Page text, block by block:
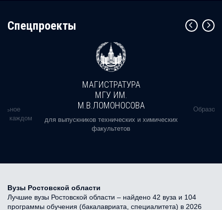
Cпецпроекты
в каждом
МАГИСТРАТУРА
МГУ ИМ.
М.В.ЛОМОНОСОВА
для выпускников технических и химических
факультетов
Вузы Ростовской области
Лучшие вузы Ростовской области – найдено 42 вуза и 104
программы обучения (бакалавриата, специалитета) в 2026